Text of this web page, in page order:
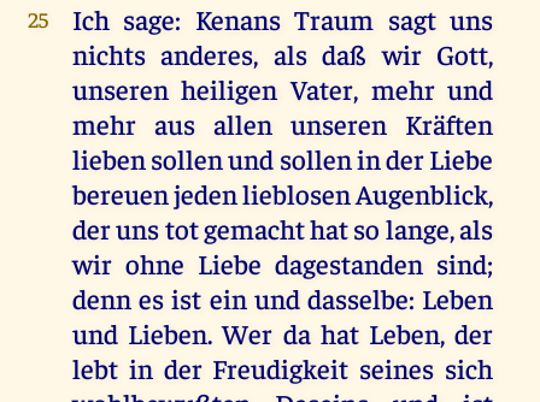
25
Ich sage: Kenans Traum sagt uns
nichts anderes, als daß wir Gott,
unseren heiligen Vater, mehr und
mehr aus allen unseren Kräften
lieben sollen und sollen in der Liebe
bereuen jeden lieblosen Augenblick,
der uns tot gemacht hat so lange, als
wir ohne Liebe dagestanden sind;
denn es ist ein und dasselbe: Leben
und Lieben. Wer da hat Leben, der
lebt in der Freudigkeit seines sich